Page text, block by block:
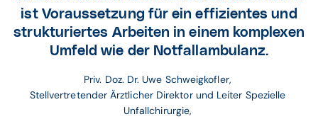
ist Voraussetzung für ein effizientes und
strukturiertes Arbeiten in einem komplexen
Umfeld wie der Notfallambulanz.
Priv. Doz. Dr. Uwe Schweigkofler,
Stellvertretender Ärztlicher Direktor und Leiter Spezielle
Unfallchirurgie,